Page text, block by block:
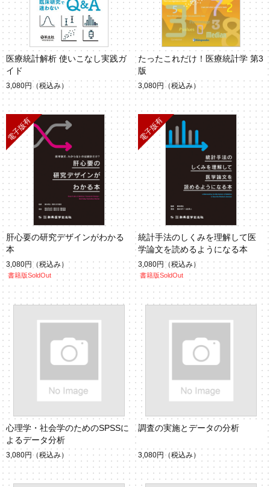
医療統計解析 使いこなし実践ガ
イド
3,080円 （税込み）
たったこれだけ！医療統計学 第3
版
3,080円 （税込み）
肝心要の研究デザインがわかる
本
3,080円 （税込み）
書籍版SoldOut
統計手法のしくみを理解して医
学論文を読めるようになる本
3,080円 （税込み）
書籍版SoldOut
心理学・社会学のためのSPSSに
よるデータ分析
3,080円 （税込み）
調査の実施とデータの分析
3,080円 （税込み）